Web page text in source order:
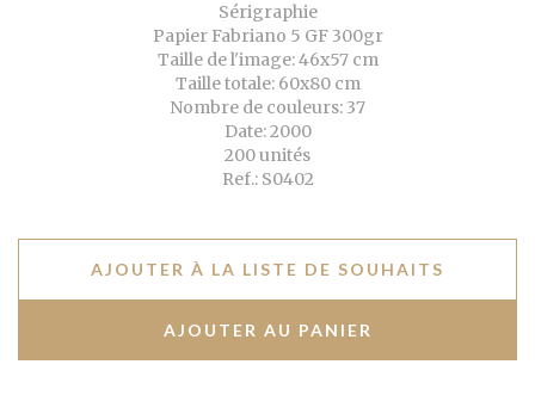
Sérigraphie
Papier Fabriano 5 GF 300gr
Taille de l'image: 46x57 cm
Taille totale: 60x80 cm
Nombre de couleurs: 37
Date: 2000
200 unités
Ref.: S0402
AJOUTER À LA LISTE DE SOUHAITS